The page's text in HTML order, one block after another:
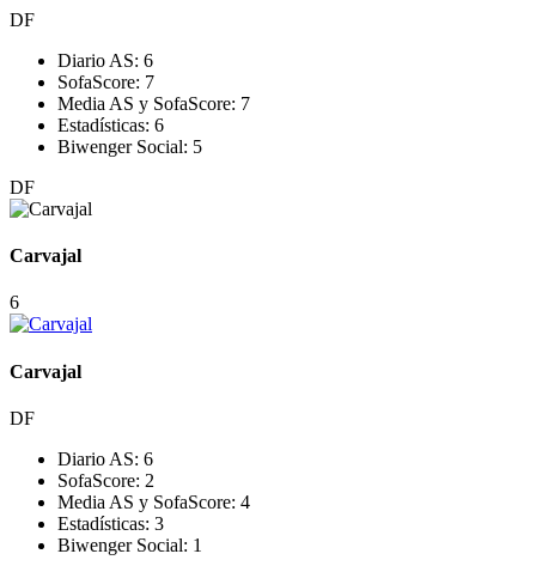
DF
Diario AS: 6
SofaScore: 7
Media AS y SofaScore: 7
Estadísticas: 6
Biwenger Social: 5
DF
Carvajal
6
Carvajal
DF
Diario AS: 6
SofaScore: 2
Media AS y SofaScore: 4
Estadísticas: 3
Biwenger Social: 1